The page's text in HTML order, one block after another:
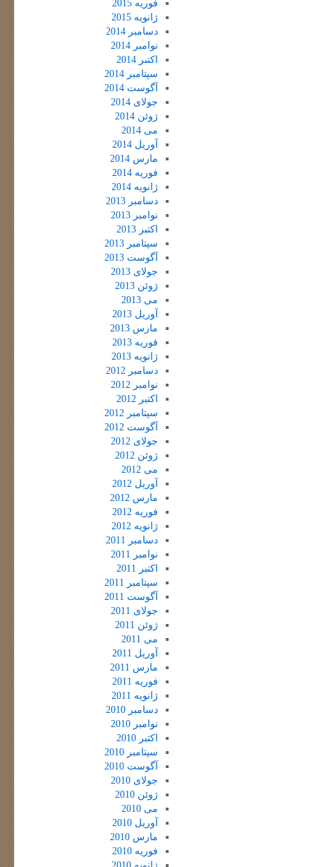
فوریه 2015
ژانویه 2015
دسامبر 2014
نوامبر 2014
اکتبر 2014
سپتامبر 2014
آگوست 2014
جولای 2014
ژوئن 2014
می 2014
آوریل 2014
مارس 2014
فوریه 2014
ژانویه 2014
دسامبر 2013
نوامبر 2013
اکتبر 2013
سپتامبر 2013
آگوست 2013
جولای 2013
ژوئن 2013
می 2013
آوریل 2013
مارس 2013
فوریه 2013
ژانویه 2013
دسامبر 2012
نوامبر 2012
اکتبر 2012
سپتامبر 2012
آگوست 2012
جولای 2012
ژوئن 2012
می 2012
آوریل 2012
مارس 2012
فوریه 2012
ژانویه 2012
دسامبر 2011
نوامبر 2011
اکتبر 2011
سپتامبر 2011
آگوست 2011
جولای 2011
ژوئن 2011
می 2011
آوریل 2011
مارس 2011
فوریه 2011
ژانویه 2011
دسامبر 2010
نوامبر 2010
اکتبر 2010
سپتامبر 2010
آگوست 2010
جولای 2010
ژوئن 2010
می 2010
آوریل 2010
مارس 2010
فوریه 2010